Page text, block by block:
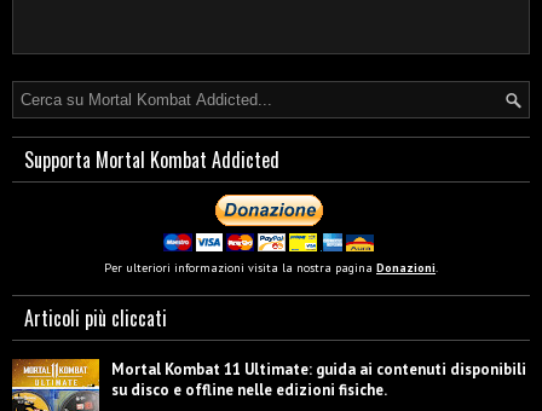
Supporta Mortal Kombat Addicted
Per ulteriori informazioni visita la nostra pagina Donazioni
Articoli più cliccati
Mortal Kombat 11 Ultimate: guida ai contenuti disponibili
su disco e offline nelle edizioni fisiche.